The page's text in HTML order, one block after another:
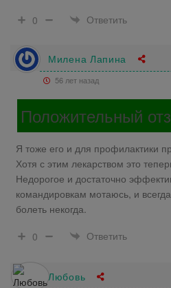
0
Ответить
Милена Лапина
56 лет назад
Положительный
Я тоже его и для профилактики
Хотя с этим лекарством это
Недорогое и достаточно
командировкам мотаюсь, и
болеть некогда.
0
Ответить
Любовь